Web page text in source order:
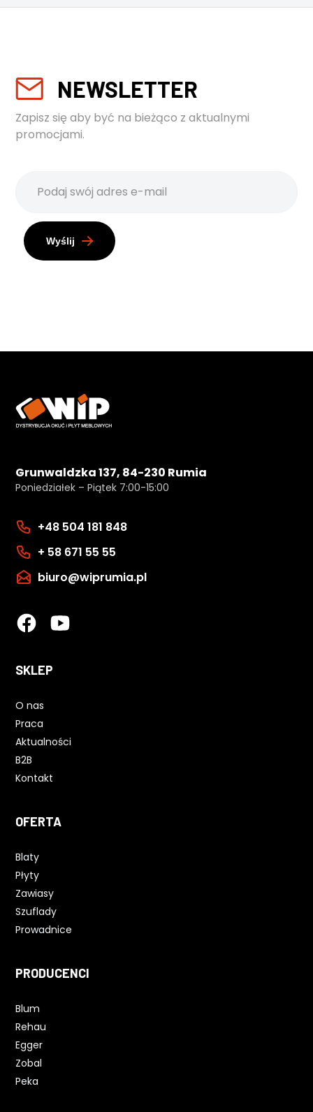
NEWSLETTER
Zapisz się aby być na bieżąco z aktualnymi
promocjami.
Wyślij
Grunwaldzka 137, 84-230 Rumia
Poniedziałek – Piątek 7:00-15:00
+48 504 181 848
+ 58 671 55 55
biuro@wiprumia.pl
SKLEP
O nas
Praca
Aktualności
B2B
Kontakt
OFERTA
Blaty
Płyty
Zawiasy
Szuflady
Prowadnice
PRODUCENCI
Blum
Rehau
Egger
Zobal
Peka